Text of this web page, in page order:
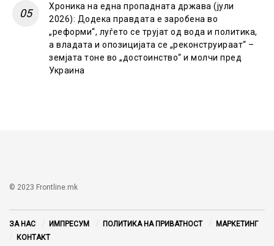
Хроника на една пропадната држава (јули
2026): Додека правдата е заробена во
„реформи“, луѓето се трујат од вода и политика,
а владата и опозицијата се „реконструираат“ –
земјата тоне во „достоинство“ и молчи пред
Украина
© 2023 Frontline.mk
ЗА НАС ИМПРЕСУМ ПОЛИТИКА НА ПРИВАТНОСТ
МАРКЕТИНГ
КОНТАКТ